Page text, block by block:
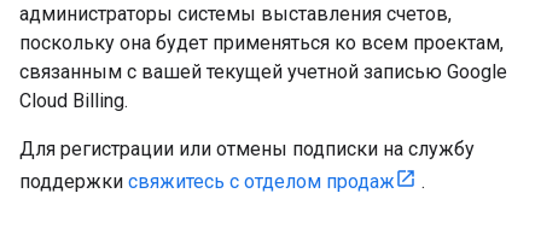
администраторы системы выставления счетов,
поскольку она будет применяться ко всем проектам,
связанным с вашей текущей учетной записью Google
Cloud Billing.
Для регистрации или отмены подписки на службу
поддержки свяжитесь с отделом продаж .